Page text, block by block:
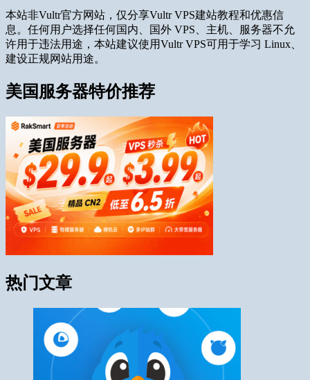
本站非Vultr官方网站，仅分享Vultr VPS建站教程和优惠信
息。任何用户选择任何国内、国外 VPS、主机、服务器不允
许用于违法用途，本站建议使用Vultr VPS可用于学习 Linux、
建设正规网站用途。
美国服务器特价推荐
热门文章